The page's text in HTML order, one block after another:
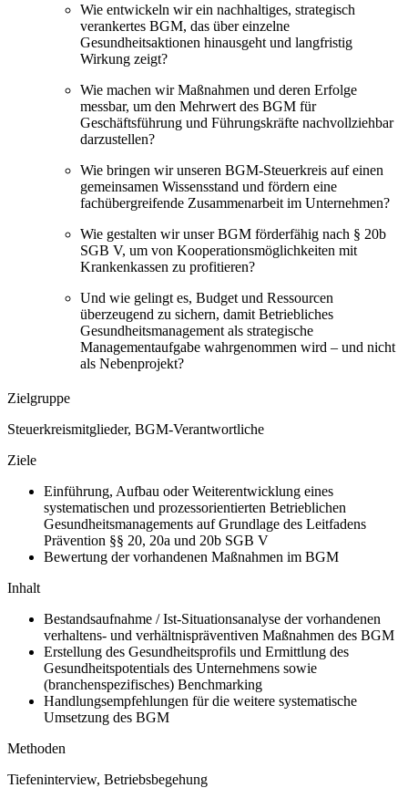
Wie entwickeln wir ein nachhaltiges, strategisch
verankertes BGM, das über einzelne
Gesundheitsaktionen hinausgeht und langfristig
Wirkung zeigt?
Wie machen wir Maßnahmen und deren Erfolge
messbar, um den Mehrwert des BGM für
Geschäftsführung und Führungskräfte nachvollziehbar
darzustellen?
Wie bringen wir unseren BGM-Steuerkreis auf einen
gemeinsamen Wissensstand und fördern eine
fachübergreifende Zusammenarbeit im Unternehmen?
Wie gestalten wir unser BGM förderfähig nach § 20b
SGB V, um von Kooperationsmöglichkeiten mit
Krankenkassen zu profitieren?
Und wie gelingt es, Budget und Ressourcen
überzeugend zu sichern, damit Betriebliches
Gesundheitsmanagement als strategische
Managementaufgabe wahrgenommen wird – und nicht
als Nebenprojekt?
Zielgruppe
Steuerkreismitglieder, BGM-Verantwortliche
Ziele
Einführung, Aufbau oder Weiterentwicklung eines
systematischen und prozessorientierten Betrieblichen
Gesundheitsmanagements auf Grundlage des Leitfadens
Prävention §§ 20, 20a und 20b SGB V
Bewertung der vorhandenen Maßnahmen im BGM
Inhalt
Bestandsaufnahme / Ist-Situationsanalyse der vorhandenen
verhaltens- und verhältnispräventiven Maßnahmen des BGM
Erstellung des Gesundheitsprofils und Ermittlung des
Gesundheitspotentials des Unternehmens sowie
(branchenspezifisches) Benchmarking
Handlungsempfehlungen für die weitere systematische
Umsetzung des BGM
Methoden
Tiefeninterview, Betriebsbegehung